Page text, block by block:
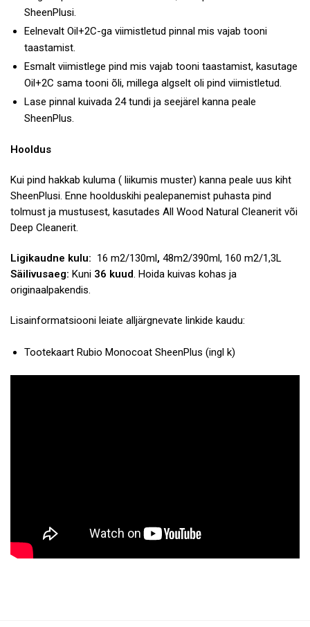
SheenPlusi.
Eelnevalt Oil+2C-ga viimistletud pinnal mis vajab tooni
taastamist.
Esmalt viimistlege pind mis vajab tooni taastamist, kasutage
Oil+2C sama tooni õli, millega algselt oli pind viimistletud.
Lase pinnal kuivada 24 tundi ja seejärel kanna peale
SheenPlus.
Hooldus
Kui pind hakkab kuluma ( liikumis muster) kanna peale uus kiht
SheenPlusi. Enne hoolduskihi pealepanemist puhasta pind
tolmust ja mustusest, kasutades All Wood Natural Cleanerit või
Deep Cleanerit.
Ligikaudne kulu: 16 m2/130ml, 48m2/390ml, 160 m2/1,3L
Säilivusaeg: Kuni 36 kuud. Hoida kuivas kohas ja
originaalpakendis.
Lisainformatsiooni leiate alljärgnevate linkide kaudu:
Tootekaart Rubio Monocoat SheenPlus (ingl k)